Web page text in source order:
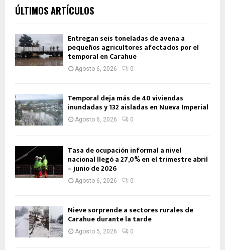
ÚLTIMOS ARTÍCULOS
Entregan seis toneladas de avena a
pequeños agricultores afectados por el
temporal en Carahue
Agosto 6, 2026 0
Temporal deja más de 40 viviendas
inundadas y 132 aisladas en Nueva Imperial
Agosto 6, 2026 0
Tasa de ocupación informal a nivel
nacional llegó a 27,0% en el trimestre abril
– junio de 2026
Agosto 6, 2026 0
Nieve sorprende a sectores rurales de
Carahue durante la tarde
Agosto 5, 2026 0